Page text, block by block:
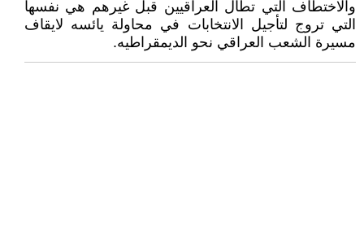
والاختطاف التي تطال العراقيين قبل غيرهم هي نفسها
التي تروج لتأجيل الانتخابات في محاولة يائسه لايقاف
مسيرة الشعب العراقي نحو الديمقراطيه.